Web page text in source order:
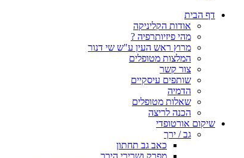
דף הבית
אודות הקליניקה
מהי פיזיותרפיה ?
מרוץ ראש העין ע"ש שי דנור
המלצות מטופלים
צור קשר
שותפים עיסקיים
הדמיה
שאלות מטופלים
הכנה לריצה
שיקום אורטופדי
גב / ירך
כאב גב תחתון
מפרק ושרירי הירך